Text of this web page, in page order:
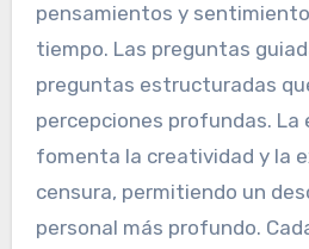
pensamientos y
tiempo. Las preguntas
preguntas estructuradas
percepciones profundas. La
fomenta la creatividad y la
censura, permitiendo un
personal más profundo.